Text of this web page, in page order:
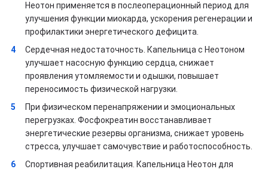
Неотон применяется в послеоперационный период для
улучшения функции миокарда, ускорения регенерации и
профилактики энергетического дефицита.
Сердечная недостаточность. Капельница с Неотоном
улучшает насосную функцию сердца, снижает
проявления утомляемости и одышки, повышает
переносимость физической нагрузки.
При физическом перенапряжении и эмоциональных
перегрузках. Фосфокреатин восстанавливает
энергетические резервы организма, снижает уровень
стресса, улучшает самочувствие и работоспособность.
Спортивная реабилитация. Капельница Неотон для